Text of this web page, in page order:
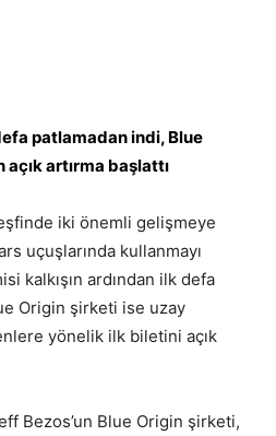
patlamadan indi, Blue
artırma başlattı
iki önemli gelişmeye
uçuşlarında kullanmayı
kalkışın ardından ilk defa
Origin şirketi ise uzay
yönelik ilk biletini açık
Bezos’un Blue Origin şirketi,